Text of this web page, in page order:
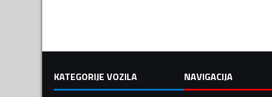
KATEGORIJE VOZILA
NAVIGACIJA